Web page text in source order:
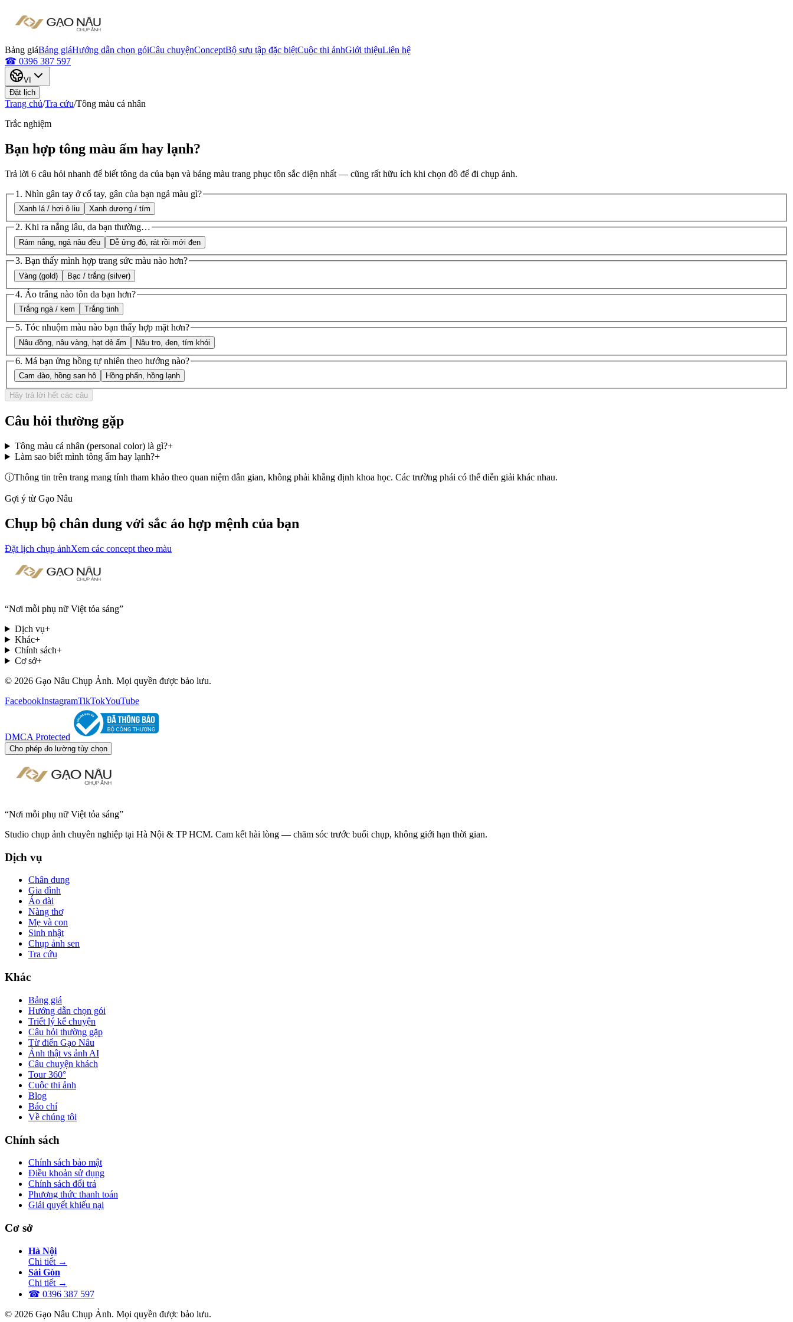
Bảng giáBảng giáHướng dẫn chọn góiCâu chuyệnConceptBộ sưu tập đặc biệtCuộc thi ảnhGiới thiệuLiên hệ
☎ 0396 387 597
VI
Đặt lịch
Trang chủ/Tra cứu/Tông màu cá nhân
Trắc nghiệm
Bạn hợp tông màu ấm hay lạnh?
Trả lời 6 câu hỏi nhanh để biết tông da của bạn và bảng màu trang phục tôn sắc diện nhất — cũng rất hữu ích khi chọn đồ để đi chụp ảnh.
1 . Nhìn gân tay ở cổ tay, gân của bạn ngả màu gì?
Xanh lá / hơi ô liu Xanh dương / tím
2. Khi ra nắng lâu, da bạn thường…
Rám nắng, ngả nâu đều Dễ ửng đỏ, rát rồi mới đen
3. Bạn thấy mình hợp trang sức màu nào hơn?
Vàng (gold) Bạc / trắng (silver)
4. Áo trắng nào tôn da bạn hơn?
Trắng ngà / kem Trắng tinh
5. Tóc nhuộm màu nào bạn thấy hợp mặt hơn?
Nâu đồng, nâu vàng, hạt dẻ ấm Nâu tro, đen, tím khói
6. Má bạn ửng hồng tự nhiên theo hướng nào?
Cam đào, hồng san hô Hồng phấn, hồng lạnh
Hãy trả lời hết các câu
Câu hỏi thường gặp
Tông màu cá nhân (personal color) là gì?+
Làm sao biết mình tông ấm hay lạnh?+
ⓘThông tin trên trang mang tính tham khảo theo quan niệm dân gian, không phải khẳng định khoa học. Các trường phái có thể diễn giải khác nhau.
Gợi ý từ Gạo Nâu
Chụp bộ chân dung với sắc áo hợp mệnh của bạn
Đặt lịch chụp ảnhXem các concept theo màu
“Nơi mỗi phụ nữ Việt tỏa sáng”
Dịch vụ+
Khác+
Chính sách+
Cơ sở+
© 2026 Gạo Nâu Chụp Ảnh. Mọi quyền được bảo lưu.
FacebookInstagramTikTokYouTube
DMCA Protected
Cho phép đo lường tùy chọn
“Nơi mỗi phụ nữ Việt tỏa sáng”
Studio chụp ảnh chuyên nghiệp tại Hà Nội & TP HCM. Cam kết hài lòng — chăm sóc trước buổi chụp, không giới hạn thời gian.
Dịch vụ
Chân dung
Gia đình
Áo dài
Nàng thơ
Mẹ và con
Sinh nhật
Chụp ảnh sen
Tra cứu
Khác
Bảng giá
Hướng dẫn chọn gói
Triết lý kể chuyện
Câu hỏi thường gặp
Từ điển Gạo Nâu
Ảnh thật vs ảnh AI
Câu chuyện khách
Tour 360°
Cuộc thi ảnh
Blog
Báo chí
Về chúng tôi
Chính sách
Chính sách bảo mật
Điều khoản sử dụng
Chính sách đổi trả
Phương thức thanh toán
Giải quyết khiếu nại
Cơ sở
Hà Nội
Chi tiết →
Sài Gòn
Chi tiết →
☎ 0396 387 597
© 2026 Gạo Nâu Chụp Ảnh. Mọi quyền được bảo lưu.